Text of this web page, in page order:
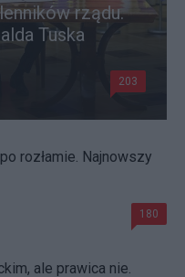
rządu.
Tuska
203
rozłamie. Najnowszy
180
ale prawica nie.